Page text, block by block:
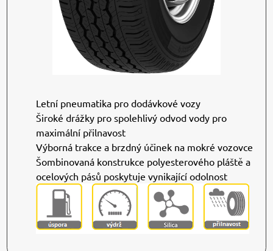
Letní pneumatika pro dodávkové vozy
Široké drážky pro spolehlivý odvod vody pro
maximální přilnavost
Výborná trakce a brzdný účinek na mokré vozovce
Šombinovaná konstrukce polyesterového pláště a
ocelových pásů poskytuje vynikající odolnost